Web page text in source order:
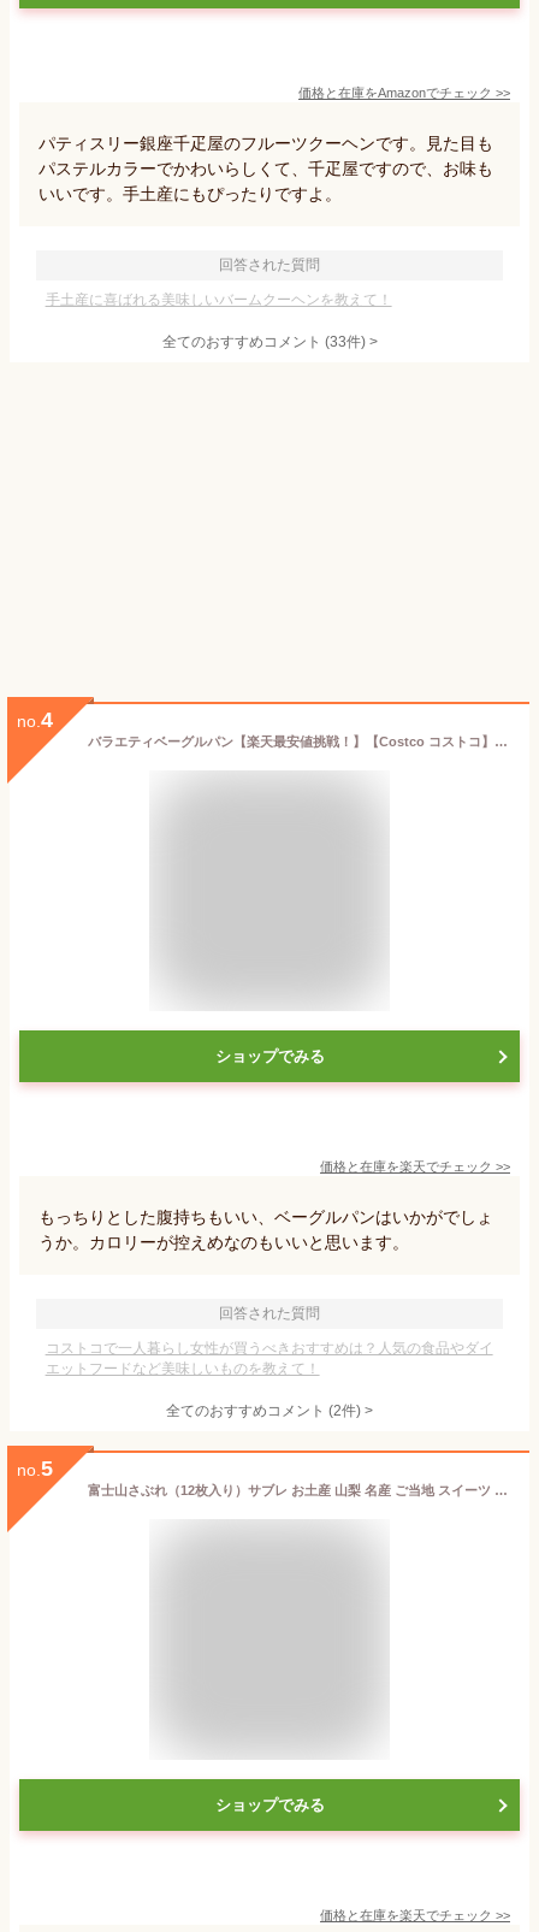
価格と在庫をAmazonでチェック >>
パティスリー銀座千疋屋のフルーツクーヘンです。見た目も
パステルカラーでかわいらしくて、千疋屋ですので、お味も
いいです。手土産にもぴったりですよ。
回答された質問
手土産に喜ばれる美味しいバームクーヘンを教えて！
全てのおすすめコメント (33件) >
no. 4
バラエティベーグルパン【楽天最安値挑戦！】【Costco コストコ】(8個入り×2袋) 人気のコストコ商品【COSTCOベーカリーK】【コストコ通販】958＃8【選択】
ショップでみる
価格と在庫を楽天でチェック >>
もっちりとした腹持ちもいい、ベーグルパンはいかがでしょ
うか。カロリーが控えめなのもいいと思います。
回答された質問
コストコで一人暮らし女性が買うべきおすすめは？人気の食品やダイ
エットフードなど美味しいものを教えて！
全てのおすすめコメント (2件) >
no. 5
富士山さぶれ（12枚入り）サブレ お土産 山梨 名産 ご当地 スイーツ 洋菓子 お菓子 鐘山苑 お礼 お返し 富士山 贈答
ショップでみる
価格と在庫を楽天でチェック >>